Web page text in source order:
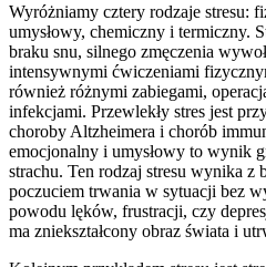
Wyróżniamy cztery rodzaje stresu:
umysłowy, chemiczny i termiczny.
braku snu, silnego zmęczenia
intensywnymi ćwiczeniami
również różnymi zabiegami,
infekcjami. Przewlekły stres jest
choroby Altzheimera i chorób
emocjonalny i umysłowy to wynik
strachu. Ten rodzaj stresu wynika z
poczuciem trwania w sytuacji bez
powodu lęków, frustracji, czy
ma zniekształcony obraz świata i